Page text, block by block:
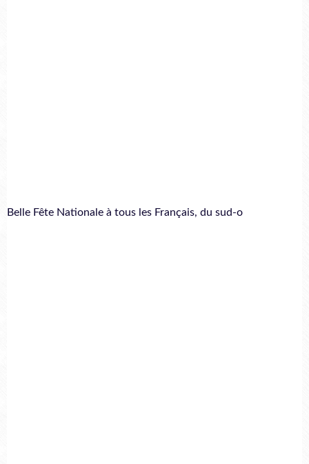
Belle Fête Nationale à tous les Français, du sud-o